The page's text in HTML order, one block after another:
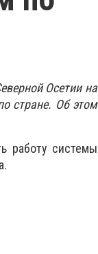
Осетии на
стране. Об этом
работу системы